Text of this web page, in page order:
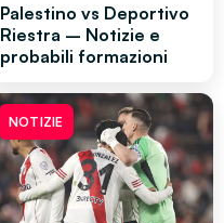
Palestino vs Deportivo
Riestra – Notizie e
probabili formazioni
NOTIZIE